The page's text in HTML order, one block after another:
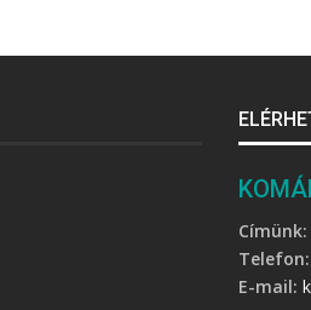
Címünk:
Telefon:
E-mail: